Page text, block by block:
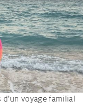
d’un voyage familial